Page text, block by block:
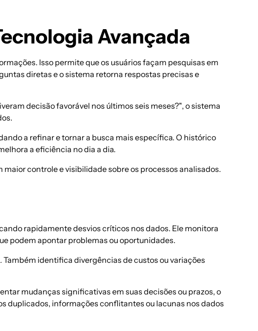
Avançada
Isso permite que os usuários façam pesquisas em
diretas e o sistema retorna respostas precisas e
decisão favorável nos últimos seis meses?", o sistema
a refinar e tornar a busca mais específica. O histórico
a eficiência no dia a dia.
controle e visibilidade sobre os processos analisados.
rapidamente desvios críticos nos dados. Ele monitora
podem apontar problemas ou oportunidades.
identifica divergências de custos ou variações
mudanças significativas em suas decisões ou prazos, o
duplicados, informações conflitantes ou lacunas nos dados